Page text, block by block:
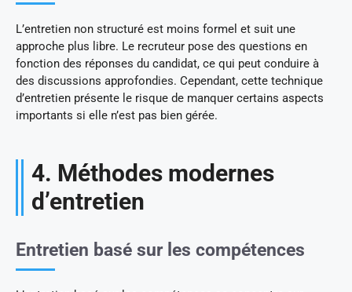
L’entretien non structuré est moins formel et suit une
approche plus libre. Le recruteur pose des questions en
fonction des réponses du candidat, ce qui peut conduire à
des discussions approfondies. Cependant, cette technique
d’entretien présente le risque de manquer certains aspects
importants si elle n’est pas bien gérée.
4. Méthodes modernes
d’entretien
Entretien basé sur les compétences